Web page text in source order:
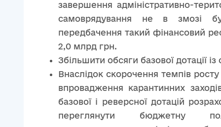
завершення адміністративно-
самоврядування не в змозі
передбачення такий фінансовий
2,0 млрд грн.
Збільшити обсяги базової дотації
Внаслідок скорочення темпів
впровадження карантинних
базової і реверсної дотацій
переглянути бюджетну